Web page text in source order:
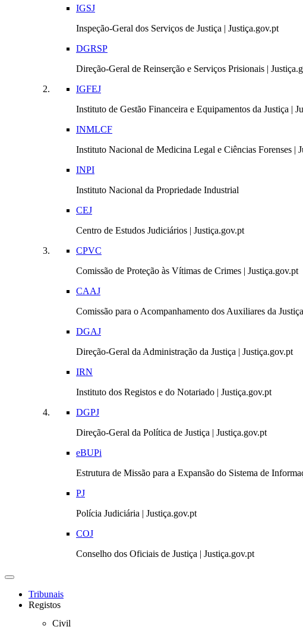
IGSJ
Inspeção-Geral dos Serviços de Justiça | Justiça.gov.pt
DGRSP
Direção-Geral de Reinserção e Serviços Prisionais |
IGFEJ
Instituto de Gestão Financeira e Equipamentos da Justiça |
INMLCF
Instituto Nacional de Medicina Legal e Ciências Forenses |
INPI
Instituto Nacional da Propriedade Industrial
CEJ
Centro de Estudos Judiciários | Justiça.gov.pt
CPVC
Comissão de Proteção às Vítimas de Crimes | Justiça.gov.pt
CAAJ
Comissão para o Acompanhamento dos Auxiliares da Justiça
DGAJ
Direção-Geral da Administração da Justiça | Justiça.gov.pt
IRN
Instituto dos Registos e do Notariado | Justiça.gov.pt
DGPJ
Direção-Geral da Política de Justiça | Justiça.gov.pt
eBUPi
Estrutura de Missão para a Expansão do Sistema de
PJ
Polícia Judiciária | Justiça.gov.pt
COJ
Conselho dos Oficiais de Justiça | Justiça.gov.pt
Toggle
navigationTribunais
Registos
Civil